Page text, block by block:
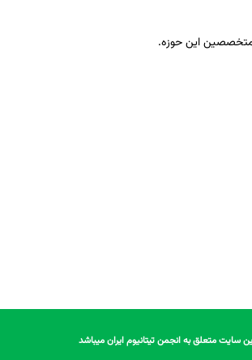
این حوزه.
سایت متعلق به انجمن تیتانیوم ایران میباشد